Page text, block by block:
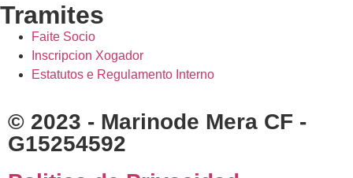
Tramites
Faite Socio
Inscripcion Xogador
Estatutos e Regulamento Interno
© 2023 - Marinode Mera CF -
G15254592